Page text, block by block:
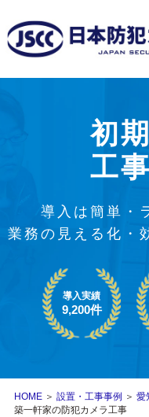
初
工
導入は簡単・
業務の見える化・
導入実績
9,200件
HOME ＞設置・工事事例 ＞愛
築一軒家の防犯カメラ工事